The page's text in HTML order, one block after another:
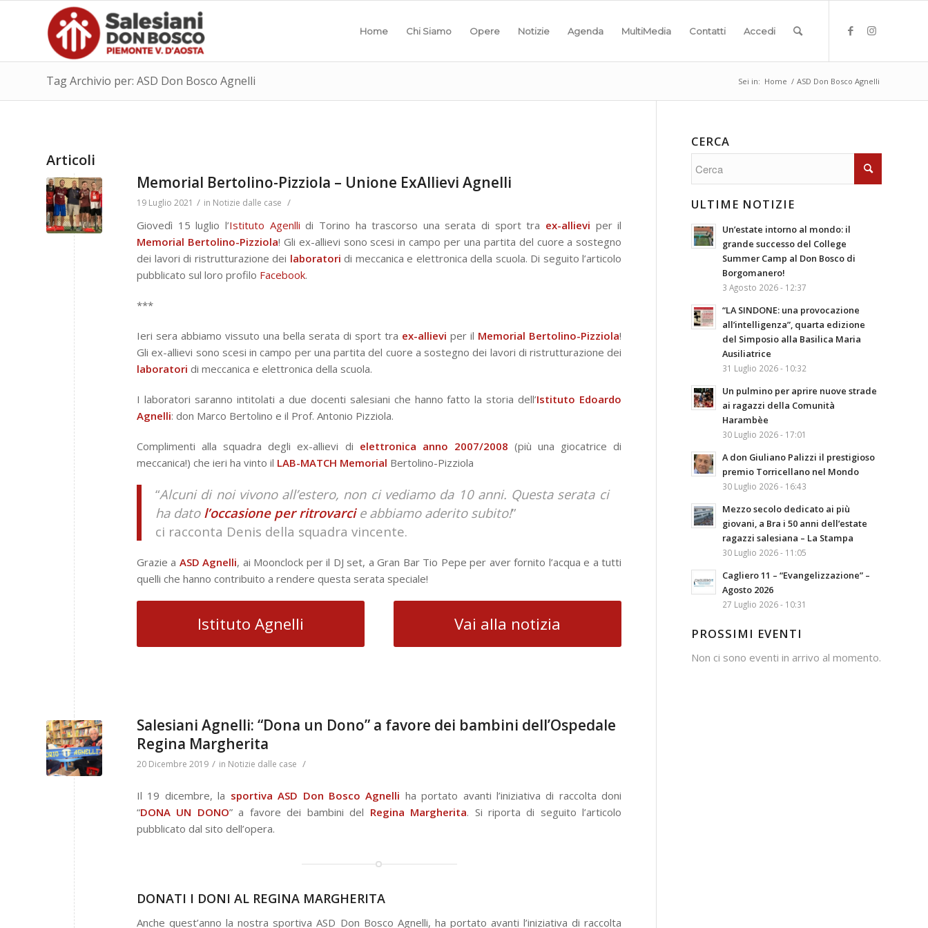
Home Chi Siamo Opere Notizie Agenda MultiMedia Contatti Accedi
Tag Archivio per: ASD Don Bosco Agnelli Sei in: Home / ASD Don Bosco Agnelli
Articoli
Memorial Bertolino-Pizziola – Unione ExAllievi Agnelli
19 Luglio 2021 / in Notizie dalle case /
Giovedì 15 luglio l’Istituto Agenlli di Torino ha trascorso una serata di sport tra ex-allievi per il
Memorial Bertolino-Pizziola! Gli ex-allievi sono scesi in campo per una partita del cuore a sostegno
dei lavori di ristrutturazione dei laboratori di meccanica e elettronica della scuola. Di seguito l’articolo
pubblicato sul loro profilo Facebook.
***
Ieri sera abbiamo vissuto una bella serata di sport tra ex-allievi per il Memorial Bertolino-Pizziola!
Gli ex-allievi sono scesi in campo per una partita del cuore a sostegno dei lavori di ristrutturazione dei
laboratori di meccanica e elettronica della scuola.
I laboratori saranno intitolati a due docenti salesiani che hanno fatto la storia dell’Istituto Edoardo
Agnelli: don Marco Bertolino e il Prof. Antonio Pizziola.
Complimenti alla squadra degli ex-allievi di elettronica anno 2007/2008 (più una giocatrice di
meccanica!) che ieri ha vinto il LAB-MATCH Memorial Bertolino-Pizziola
“Alcuni di noi vivono all’estero, non ci vediamo da 10 anni. Questa serata ci
ha dato l’occasione per ritrovarcie abbiamo aderito subito!”
ci racconta Denis della squadra vincente.
Grazie a ASD Agnelli, ai Moonclock per il DJ set, aGran Bar Tio Pepe per aver fornito l’acqua e a tutti
quelli che hanno contribuito a rendere questa serata speciale!
Istituto Agnelli Vai alla notizia
Salesiani Agnelli: “Dona un Dono” a favore dei bambini dell’Ospedale
Regina Margherita
20 Dicembre 2019 / in Notizie dalle case /
Il 19 dicembre, la sportiva ASD Don Bosco Agnelli ha portato avanti l’iniziativa di raccolta doni
“DONA UN DONO” a favore dei bambini del Regina Margherita. Si riporta di seguito l’articolo
pubblicato dal sito dell’opera.
DONATI I DONI AL REGINA MARGHERITA
Anche quest’anno la nostra sportiva ASD Don Bosco Agnelli, ha portato avanti l’iniziativa di raccolta
CERCA
ULTIME NOTIZIE
Un’estate intorno al mondo: il
grande successo del College
Summer Camp al Don Bosco di
Borgomanero!
3 Agosto 2026 - 12:37
“LA SINDONE: una provocazione
all’intelligenza”, quarta edizione
del Simposio alla Basilica Maria
Ausiliatrice
31 Luglio 2026 - 10:32
Un pulmino per aprire nuove strade
ai ragazzi della Comunità
Harambèe
30 Luglio 2026 - 17:01
A don Giuliano Palizzi il prestigioso
premio Torricellano nel Mondo
30 Luglio 2026 - 16:43
Mezzo secolo dedicato ai più
giovani, a Bra i 50 anni dell’estate
ragazzi salesiana – La Stampa
30 Luglio 2026 - 11:05
Cagliero 11 – “Evangelizzazione” –
Agosto 2026
27 Luglio 2026 - 10:31
PROSSIMI EVENTI
Non ci sono eventi in arrivo al momento.